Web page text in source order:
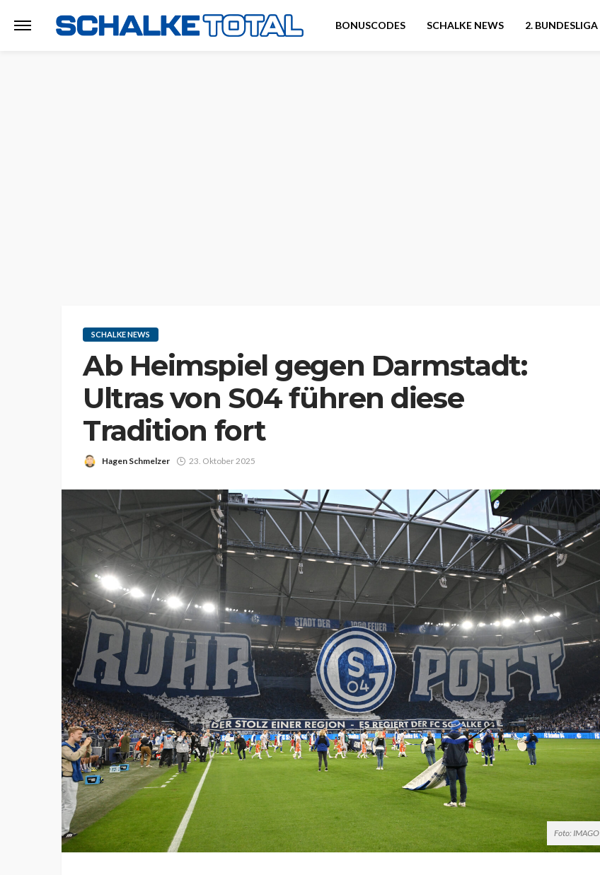
BONUSCODES SCHALKE NEWS 2. BUNDESLIGA
SCHALKE NEWS
Ab Heimspiel gegen Darmstadt:
Ultras von S04 führen diese
Tradition fort
Hagen Schmelzer 23. Oktober 2025
Foto: IMAGO